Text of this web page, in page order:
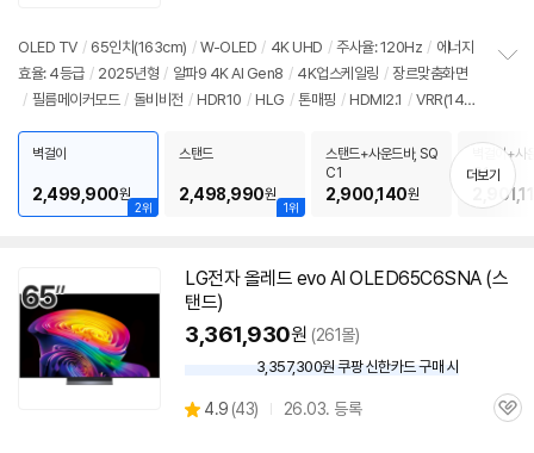
뷰
OLED TV / 65인치 (163cm) / W-OLED / 4K UHD / 주사율: 120Hz / 에너지
효율: 4등급 / 2025년형 / 알파9 4K AI Gen8 / 4K업스케일링 / 장르맞춤화면
/ 필름메이커모드 / 돌비비전 / HDR10 / HLG / 톤매핑 / HDMI2.1 / VRR(144
25 / HDMI(전체): 3개 출시가: 4,800,000원
치
기
2위
벽걸이
2,499,900원
1위
스탠드
2,498,990원
스탠드+사운드바, SQ
C1
2,900,140원
벽걸이+사
C1
더보기
LG전자올레드 evo AI OLED65C6SNA (스
탠드)
3,361,930원 (261몰)
할
3,357,300원 쿠팡 신한카드 구매 시
별
4.9 (상
43) 26.03. 등록
관